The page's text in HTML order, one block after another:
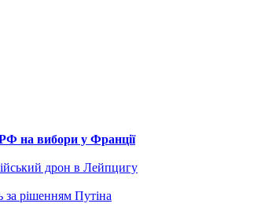
РФ на вибори у Франції
дрон в Лейпцигу
за рішенням Путіна